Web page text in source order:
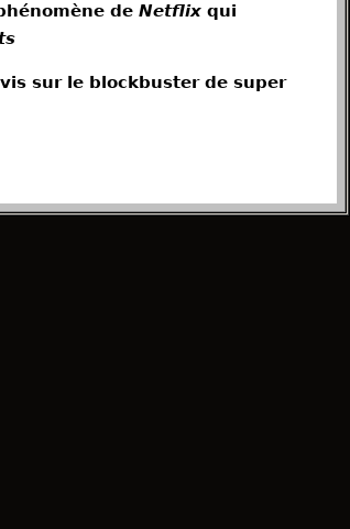
de Netflix qui
sur le blockbuster de super